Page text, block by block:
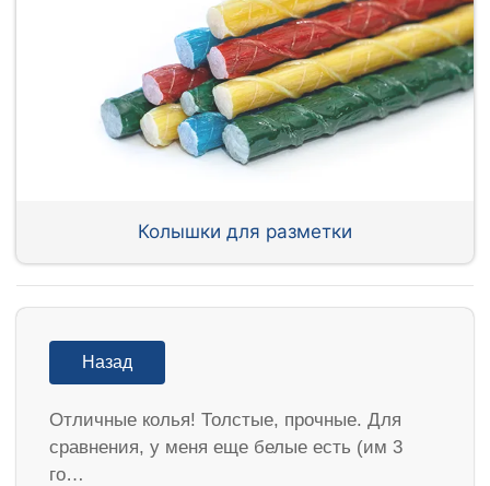
Колышки для разметки
Назад
Отличные колья! Толстые, прочные. Для
сравнения, у меня еще белые есть (им 3
го…